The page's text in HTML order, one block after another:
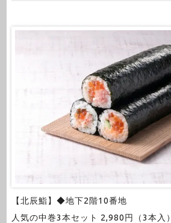
【北辰鮨】◆地下2階10番地
人気の中巻3本セット 2,980円（3本入）